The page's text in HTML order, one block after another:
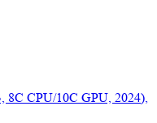
CPU/10C GPU, 2024),